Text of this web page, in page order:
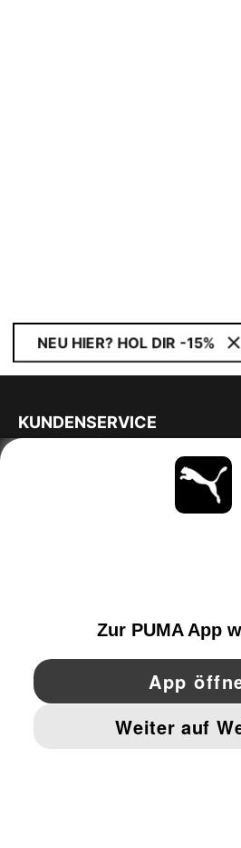
NEU HIER? HOL DIR -15%
KUNDENSERVICE
BLEIBE IMMER AUF DEM
YouTube Pinterest
IMPRESSUM